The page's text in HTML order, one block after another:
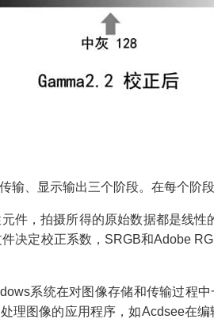
输、显示输出三个阶段。在每个阶
件，拍摄所得的原始数据都是线性
决定校正系数， SRGB和Adobe
系统在对图像存储和传输过程中
理图像的应用程序，如Acdsee在编